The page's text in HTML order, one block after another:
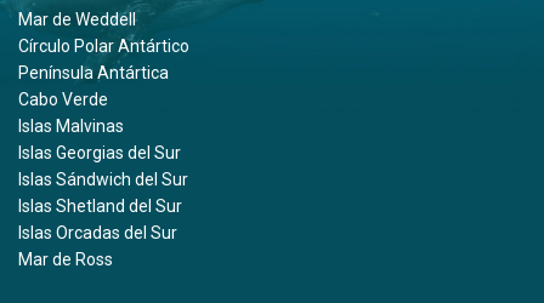
Mar de Weddell
Círculo Polar Antártico
Península Antártica
Cabo Verde
Islas Malvinas
Islas Georgias del Sur
Islas Sándwich del Sur
Islas Shetland del Sur
Islas Orcadas del Sur
Mar de Ross